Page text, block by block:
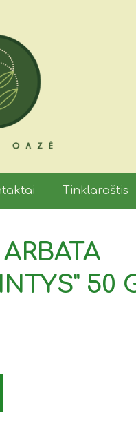
Tinklaraštis
50